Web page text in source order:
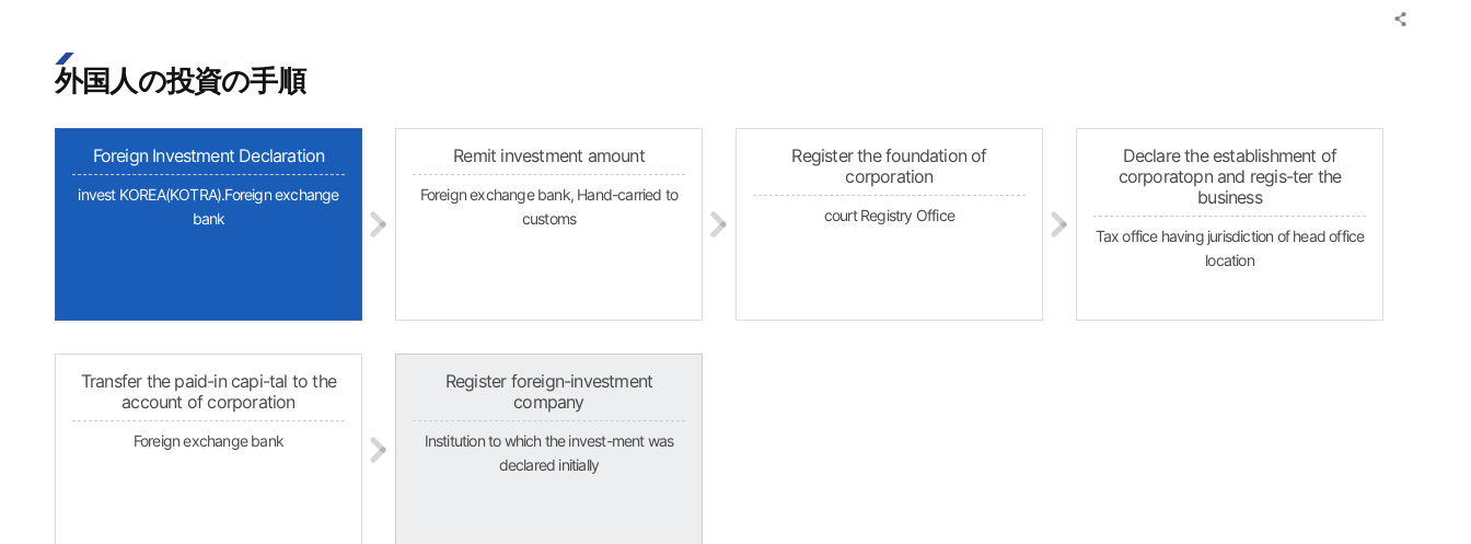
外国人の投資の手順
Foreign Investment Declaration
invest KOREA(KOTRA).Foreign exchange
bank
Remit investment amount
Foreign exchange bank, Hand-carried to
customs
Register the foundation of
corporation
court Registry Office
Declare the establishment of
corporatopn and regis-ter the
business
Tax office having jurisdiction of head office
location
Transfer the paid-in capi-tal to the
account of corporation
Foreign exchange bank
Register foreign-investment
company
Institution to which the invest-ment was
declared initially